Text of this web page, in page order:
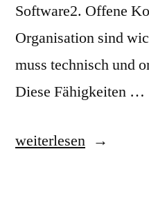
Software2. Offene
Organisation sind
muss technisch und
Diese Fähigkeiten …
„Projektleiter:
weiterlesen